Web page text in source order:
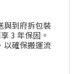
與到府拆包裝
3 年保固。
以確保搬運流